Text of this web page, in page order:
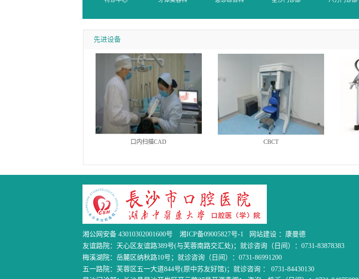
先进设备
口内扫描CAD CBCT
湘公网安备 43010302001600号 湘ICP备09005827号-1 网站建设 ： 康曼德
友谊路院：天心区友谊路389号(与芙蓉南路交汇处)；就诊咨询（日间）：0731-83878383
梅溪湖院：岳麓区纳秋路10号；就诊咨询（日间）：0731-86991200
五一路院：芙蓉区五一大道844号(原中苏友好馆)；就诊咨询 ： 0731-84430130